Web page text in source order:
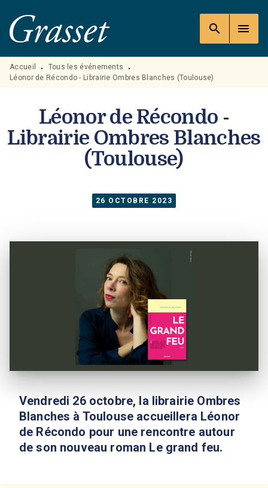
MENU RECHERCHE
PIED DE PAGE
search menu
Accueil • Tous les événements
•
Léonor de Récondo - Librairie Ombres Blanches (Toulouse)
Léonor de Récondo -
Librairie Ombres Blanches
(Toulouse)
26 OCTOBRE 2023
Vendredi 26 octobre, la librairie Ombres
Blanches à Toulouse accueillera Léonor
de Récondo pour une rencontre autour
de son nouveau roman Le grand feu.